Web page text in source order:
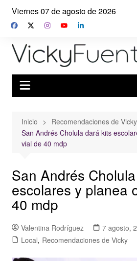
Saltar
contenido
Viernes 07 de agosto de 2026
Inicio
Recomendaciones de Vicky
San Andrés Cholula dará kits
vial de 40 mdp
San Andrés
escolares y planea
40 mdp
Valentina Rodríguez
7 agosto,
Local, Recomendaciones de Vicky